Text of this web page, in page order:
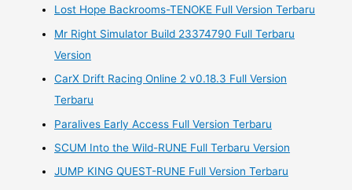
Lost Hope Backrooms-TENOKE Full Version Terbaru
Mr Right Simulator Build 23374790 Full Terbaru
Version
CarX Drift Racing Online 2 v0.18.3 Full Version
Terbaru
Paralives Early Access Full Version Terbaru
SCUM Into the Wild-RUNE Full Terbaru Version
JUMP KING QUEST-RUNE Full Version Terbaru